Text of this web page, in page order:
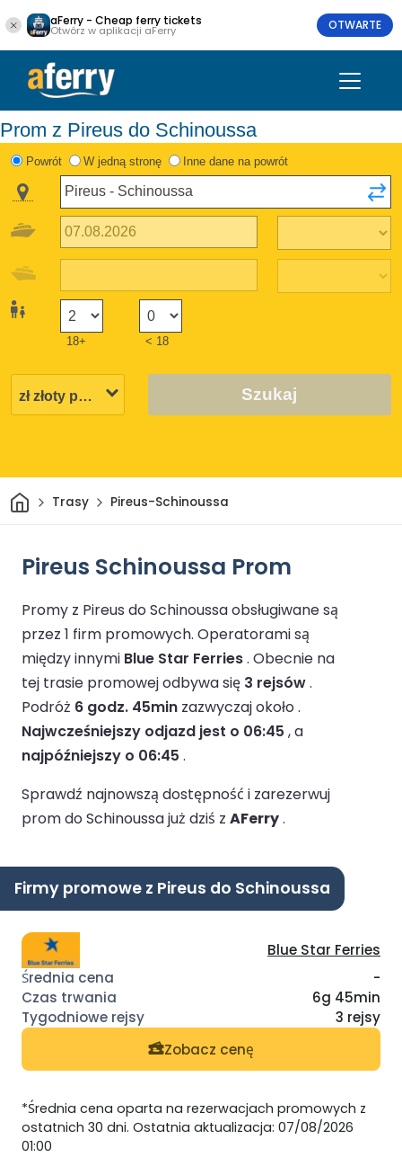
aFerry - Cheap ferry tickets
Otwórz w aplikacji aFerry OTWARTE
Prom z Pireus do Schinoussa
Powrót W jedną stronę Inne dane na powrót
18+ < 18
Szukaj
DomTrasy Pireus-Schinoussa
Pireus Schinoussa Prom
Promy z Pireus do Schinoussa obsługiwane są
przez 1 firm promowych. Operatorami są
między innymi Blue Star Ferries. Obecnie na
tej trasie promowej odbywa się 3 rejsów.
Podróż 6 godz. 45min zazwyczaj około .
Najwcześniejszy odjazd jest o 06:45 , a
najpóźniejszy o 06:45 .
Sprawdź najnowszą dostępność i zarezerwuj
prom do Schinoussa już dziś z AFerry.
Firmy promowe z Pireus do Schinoussa
Blue Star Ferries
-
6g 45min
3 rejsy
Zobacz cenę
*Średnia cena oparta na rezerwacjach promowych z
ostatnich 30 dni. Ostatnia aktualizacja: 07/08/2026
01:00